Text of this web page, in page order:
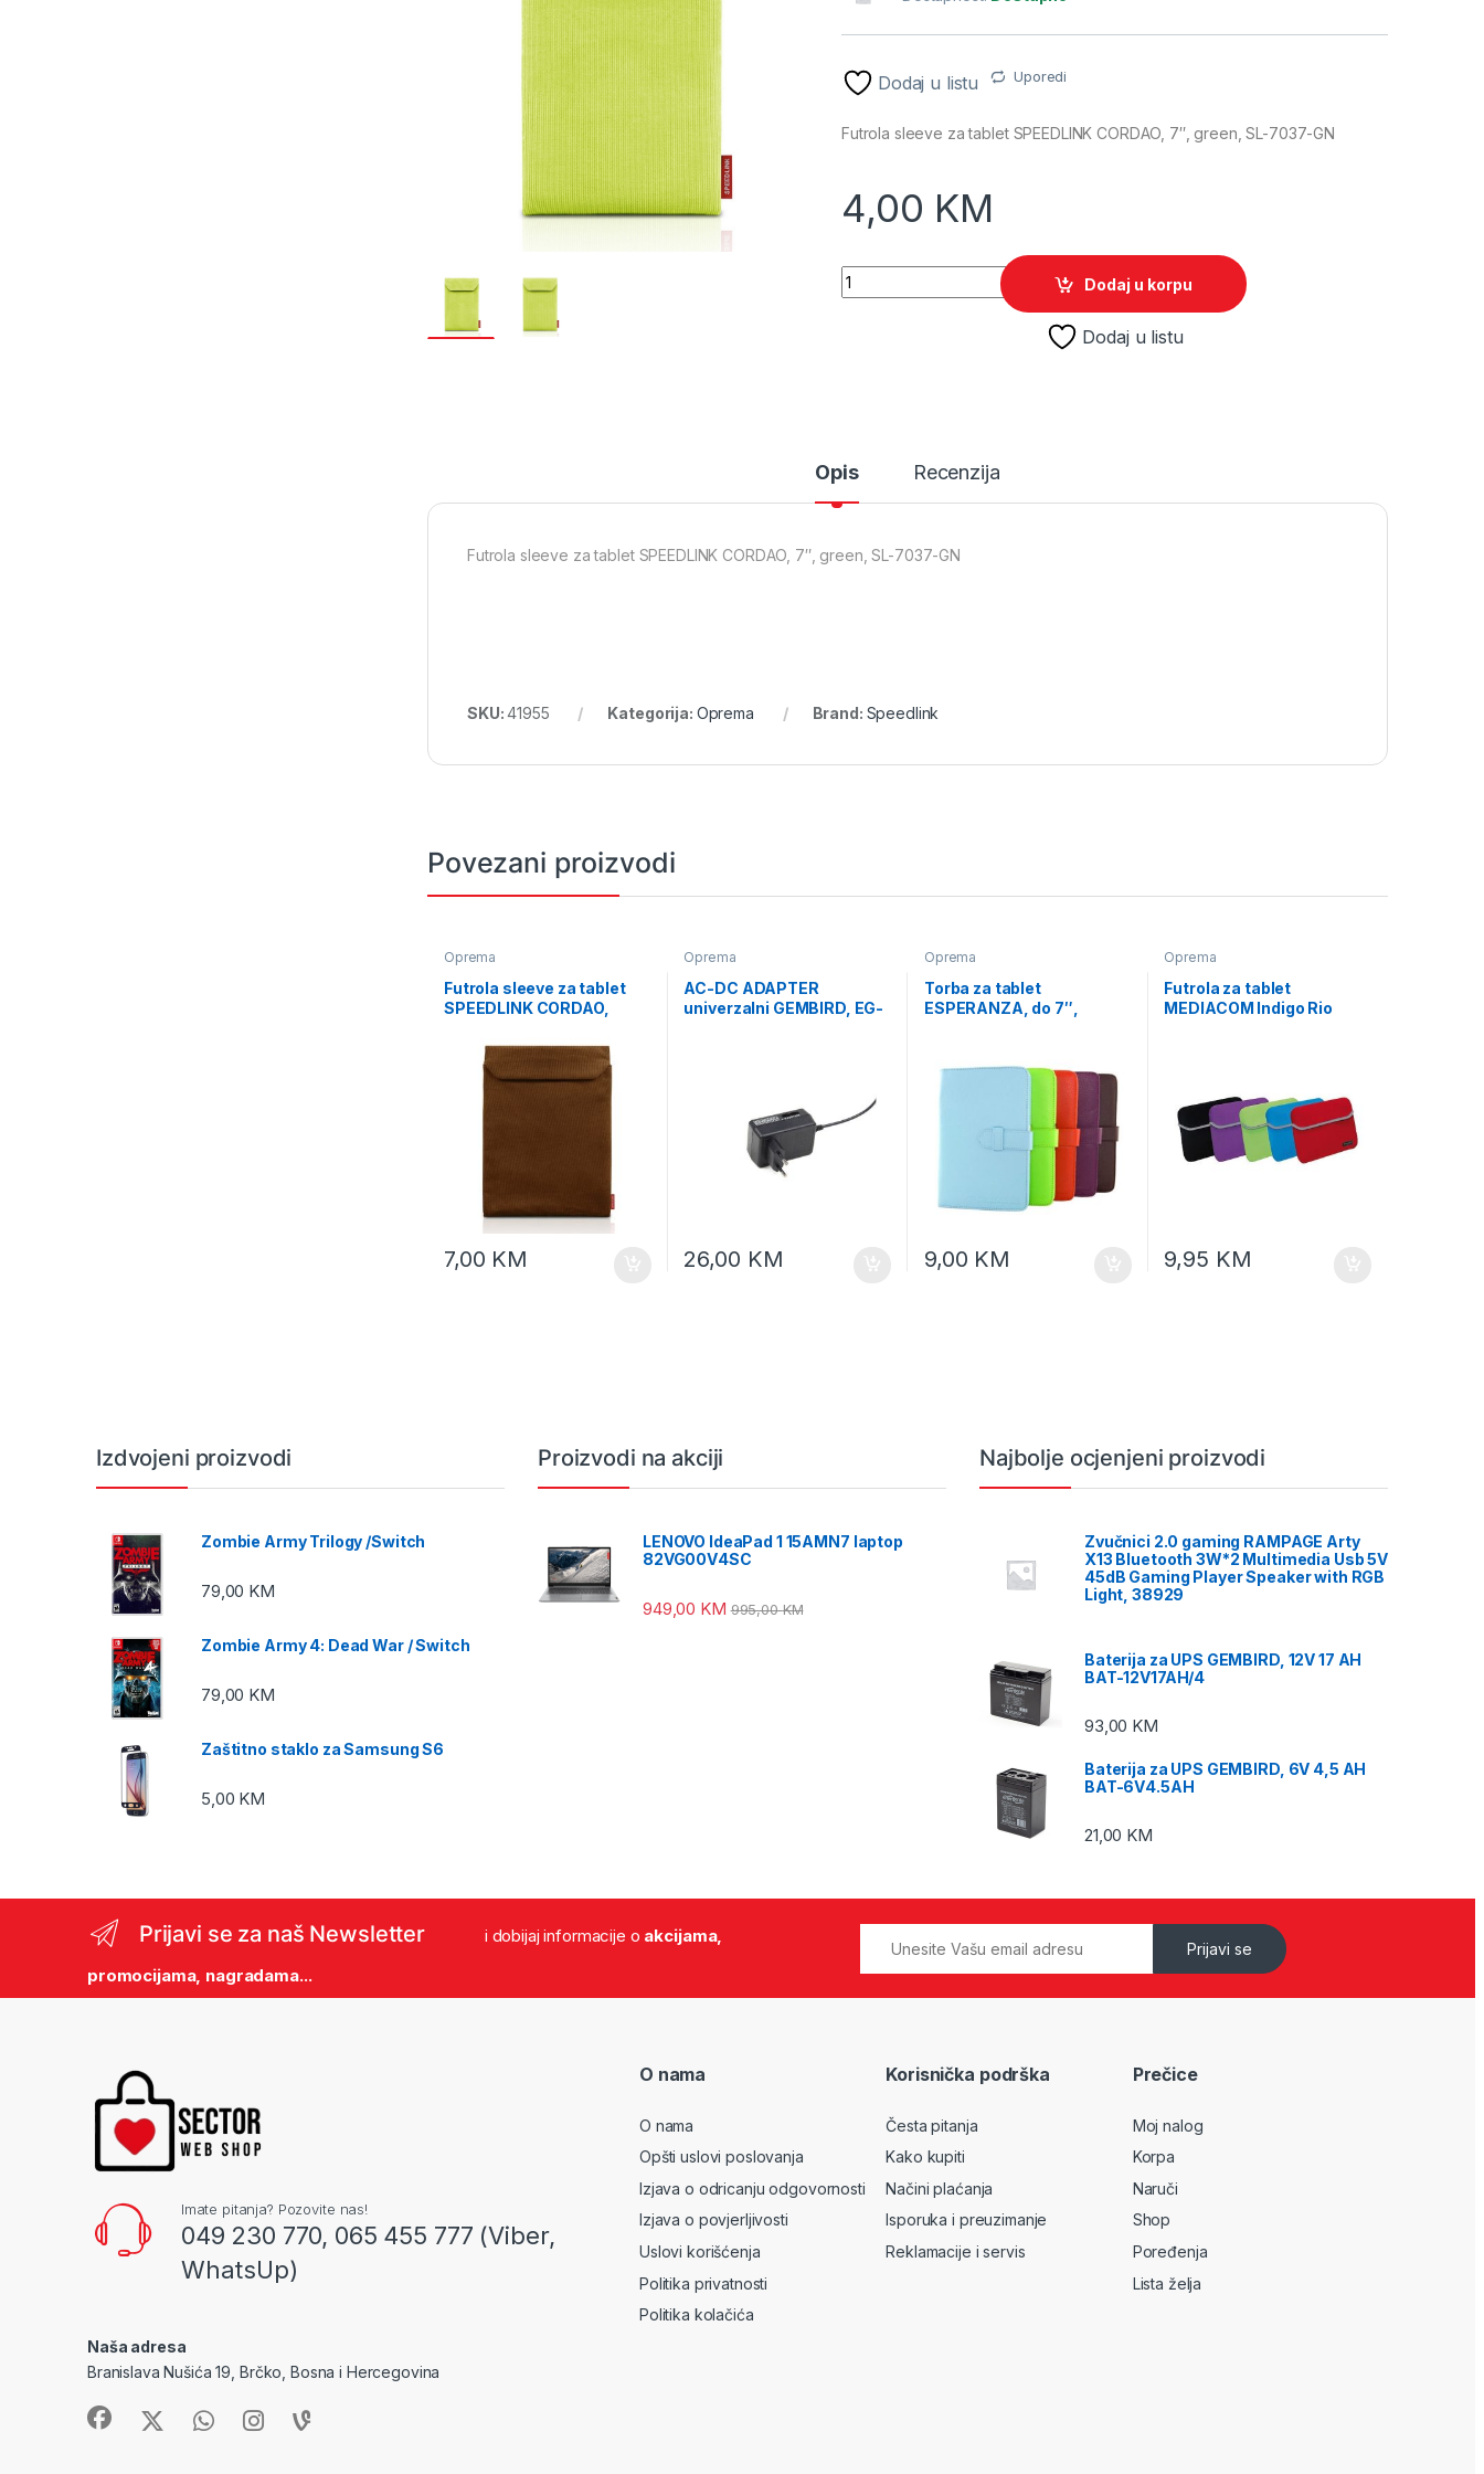
Dodaj u listu Uporedi
Futrola sleeve za tablet SPEEDLINK CORDAO, 7″, green, SL-7037-GN
4,00 KM
Futrola sleeve za tablet SPEEDLINK CORDAO, 7", green, SL-7037-GN quantity
Dodaj u korpu
Dodaj u listu
Opis Recenzija
Futrola sleeve za tablet SPEEDLINK CORDAO, 7″, green, SL-7037-GN
SKU:41955 Kategorija: Oprema Brand: Speedlink
Povezani proizvodi
Oprema
Futrola sleeve za tablet
SPEEDLINK CORDAO,
7,00 KM
Oprema
AC-DC ADAPTER
univerzalni GEMBIRD, EG-
26,00 KM
Oprema
Torba za tablet
ESPERANZA, do 7″,
9,00 KM
Oprema
Futrola za tablet
MEDIACOM Indigo Rio
9,95 KM
Izdvojeni proizvodi
Zombie Army Trilogy /Switch
79,00 KM
Zombie Army 4: Dead War / Switch
79,00 KM
Zaštitno staklo za Samsung S6
5,00 KM
Proizvodi na akciji
LENOVO IdeaPad 1 15AMN7 laptop
82VG00V4SC
949,00 KM 995,00KM
Najbolje ocjenjeni proizvodi
Zvučnici 2.0 gaming RAMPAGE Arty
X13 Bluetooth 3W*2 Multimedia Usb 5V
45dB Gaming Player Speaker with RGB
Light, 38929
Baterija za UPS GEMBIRD, 12V 17 AH
BAT-12V17AH/4
93,00 KM
Baterija za UPS GEMBIRD, 6V 4,5 AH
BAT-6V4.5AH
21,00 KM
Prijavi se za naš Newsletter i dobijaj informacije o akcijama,
promocijama, nagradama...
Prijavi se
Imate pitanja? Pozovite nas!
049 230 770, 065 455 777 (Viber,
WhatsUp)
Naša adresa
Branislava Nušića 19, Brčko, Bosna i Hercegovina
O nama
O nama
Opšti uslovi poslovanja
Izjava o odricanju odgovornosti
Izjava o povjerljivosti
Uslovi korišćenja
Politika privatnosti
Politika kolačića
Korisnička podrška
Česta pitanja
Kako kupiti
Načini plaćanja
Isporuka i preuzimanje
Reklamacije i servis
Prečice
Moj nalog
Korpa
Naruči
Shop
Poređenja
Lista želja